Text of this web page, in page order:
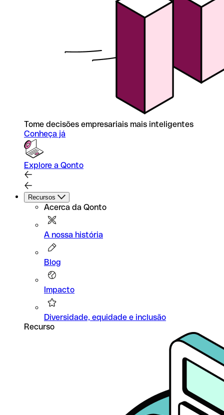
Tome decisões empresariais mais inteligentes
Conheça já
Explore a Qonto
Recursos
Acerca da Qonto
A nossa história
Blog
Impacto
Diversidade, equidade e inclusão
Recurso